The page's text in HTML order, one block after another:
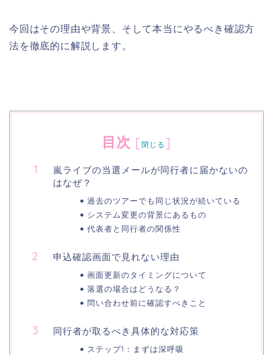
今回はその理由や背景、そして本当にやるべき確認方
法を徹底的に解説します。
目次 [閉じる ]
嵐ライブの当選メールが同行者に届かないの
はなぜ？
過去のツアーでも同じ状況が続いている
システム変更の背景にあるもの
代表者と同行者の関係性
申込確認画面で見れない理由
画面更新のタイミングについて
落選の場合はどうなる？
問い合わせ前に確認すべきこと
同行者が取るべき具体的な対応策
ステップ1：まずは深呼吸